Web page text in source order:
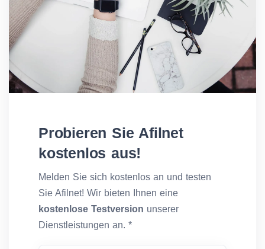
Probieren Sie Afilnet
kostenlos aus!
Melden Sie sich kostenlos an und testen
Sie Afilnet! Wir bieten Ihnen eine
kostenlose Testversion unserer
Dienstleistungen an. *